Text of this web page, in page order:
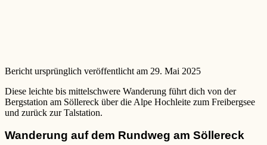
Bericht ursprünglich veröffentlicht am 29. Mai 2025
Diese leichte bis mittelschwere Wanderung führt dich von der
Bergstation am Söllereck über die Alpe Hochleite zum Freibergsee
und zurück zur Talstation.
Wanderung auf dem Rundweg am Söllereck